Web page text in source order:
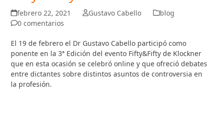
febrero 22, 2021 Gustavo Cabello
blog
0 comentarios
El 19 de febrero el Dr Gustavo Cabello participó como
ponente en la 3ª Edición del evento Fifty&Fifty de Klockner
que en esta ocasión se celebró online y que ofreció debates
entre dictantes sobre distintos asuntos de controversia en
la profesión.